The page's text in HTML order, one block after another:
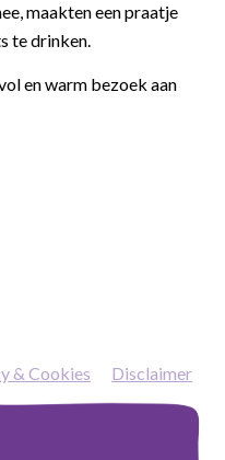
maakten een praatje
te drinken.
en warm bezoek aan
& Cookies Disclaimer